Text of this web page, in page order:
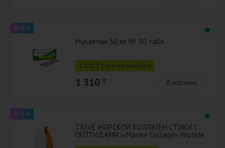
0-0-4
Мукалтин 50 мг № 30 табл.
1 271 ₸ с учётом кешбэка
1 310 ₸ В корзину
0-0-4
TRIVE МОРСКОЙ КОЛЛАГЕН СТИКИ С
ПЕПТИДАМИ («Marine Collagen Peptide